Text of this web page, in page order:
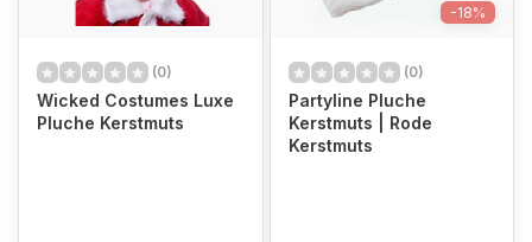
(0)
Wicked Costumes Luxe
Pluche Kerstmuts
-18%
(0)
Partyline Pluche
Kerstmuts | Rode
Kerstmuts